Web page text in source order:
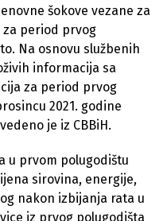
šokove vezane za
period prvog
Na osnovu službenih
informacija sa
za period prvog
2021. godine
je iz CBBiH.
u prvom polugodištu
sirovina, energije,
nakon izbijanja rata u
iz prvog polugodišta